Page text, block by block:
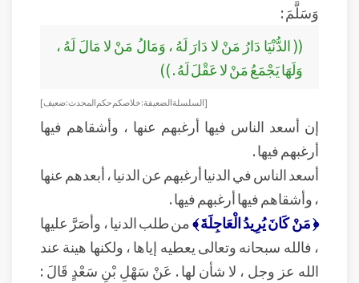
وَسَلَّمَ :
(( الدُّنْيَا دَارُ مَنْ لا دَارَ لَهُ ، وَمَالُ مَنْ لا مَالَ لَهُ ،
وَلَهَا يَجْمَعُ مَنْ لا عَقْلَ لَهُ . ))
[ السلسلة الضعيفة : خلاصكم حكم المحدث : ضعيف ]
إن أسعد الناس فيها أرغبهم عنها ، وأشقاهم فيها
أرغبهم فيها .
أسعد الناس في الدنيا أرغبهم عن الدنيا ، أبعدهم عنها
، وأشقاهم فيها أرغبهم فيها .
﴿ مَنْ كَانَ يُرِيدُ الْعَاجِلَةَ ﴾من طلب الدنيا ، وأصَرَّ عليها
، فالله سبحانه وتعالى يعطيه إياها ، ولكنها هينة عند
الله عز وجل ، لا شأن لها . عَنْ سَهْلِ بْنِ سَعْدٍ قَالَ :